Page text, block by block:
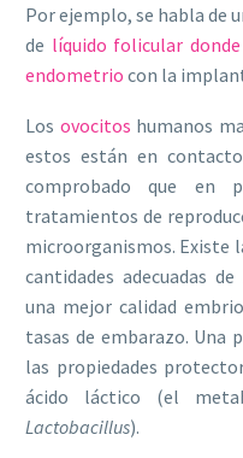
Por ejemplo, se habla de
de líquido folicular
endometrio con la
Los ovocitos humanos
estos están en
comprobado que en
tratamientos de
microorganismos. Existe
cantidades adecuadas de
una mejor calidad
tasas de embarazo. Una
las propiedades
ácido láctico (el
Lactobacillus).